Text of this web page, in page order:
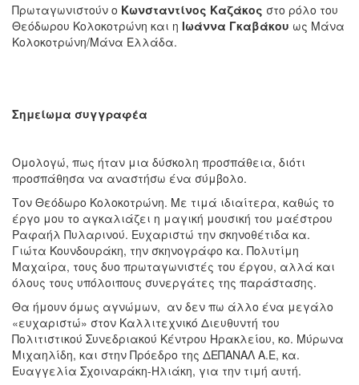
Πρωταγωνιστούν ο Κωνσταντίνος Καζάκος στο ρόλο του
Θεόδωρου Κολοκοτρώνη και η Ιωάννα Γκαβάκου ως Μάνα
Κολοκοτρώνη/Μάνα Ελλάδα.
Σημείωμα συγγραφέα
Ομολογώ, πως ήταν μια δύσκολη προσπάθεια, διότι
προσπάθησα να αναστήσω ένα σύμβολο.
Τον Θεόδωρο Κολοκοτρώνη. Με τιμά ιδιαίτερα, καθώς το
έργο μου το αγκαλιάζει η μαγική μουσική του μαέστρου
Ραφαήλ Πυλαρινού. Ευχαριστώ την σκηνοθέτιδα κα.
Γιώτα Κουνδουράκη, την σκηνογράφο κα. Πολυτίμη
Μαχαίρα, τους δυο πρωταγωνιστές του έργου, αλλά και
όλους τους υπόλοιπους συνεργάτες της παράστασης.
Θα ήμουν όμως αγνώμων, αν δεν πω άλλο ένα μεγάλο
«ευχαριστώ» στον Καλλιτεχνικό Διευθυντή του
Πολιτιστικού Συνεδριακού Κέντρου Ηρακλείου, κο. Μύρωνα
Μιχαηλίδη, και στην Πρόεδρο της ΔΕΠΑΝΑΛ Α.Ε, κα.
Ευαγγελία Σχοιναράκη-Ηλιάκη, για την τιμή αυτή.